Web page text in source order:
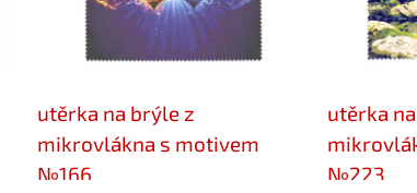
utěrka na brýle z
mikrovlákna s motivem
№166
utěrka
№223